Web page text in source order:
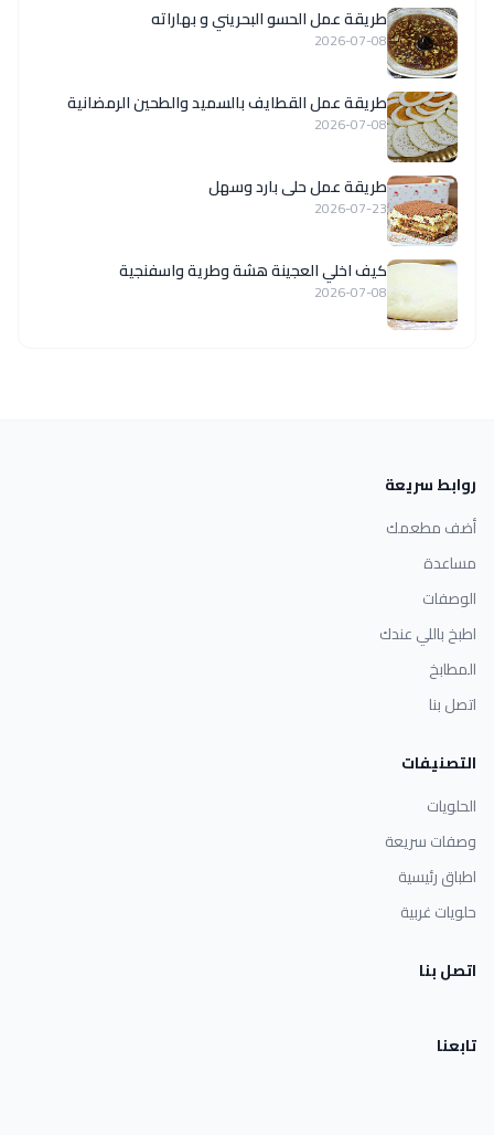
طريقة عمل الحسو البحريني و بهاراته
2026-07-08
طريقة عمل القطايف بالسميد والطحين الرمضانية
2026-07-08
طريقة عمل حلى بارد وسهل
2026-07-23
كيف اخلي العجينة هشة وطرية واسفنجية
2026-07-08
روابط سريعة
أضف مطعمك
مساعدة
الوصفات
اطبخ باللي عندك
المطابخ
اتصل بنا
التصنيفات
الحلويات
وصفات سريعة
اطباق رئيسية
حلويات غربية
اتصل بنا
تابعنا